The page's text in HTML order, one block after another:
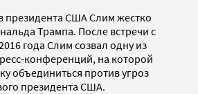
президента США Слим жестко
Трампа. После встречи с
года Слим созвал одну из
конференций, на которой
объединиться против угроз
президента США.